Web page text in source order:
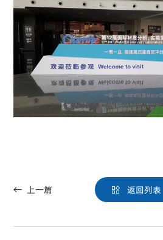
 上一篇  返回列表